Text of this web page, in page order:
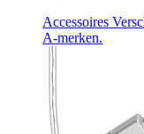
Accessoires
A-merken.